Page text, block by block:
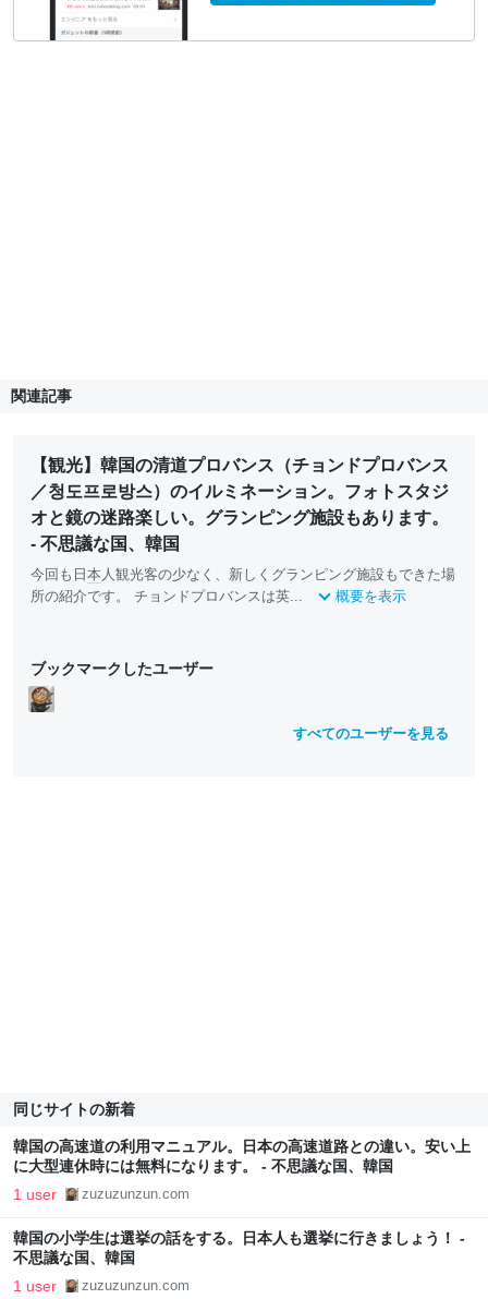
関連記事
【観光】韓国の清道プロバンス（チョンドプロバンス
／청도프로방스）のイルミネーション。フォトスタジ
オと鏡の迷路楽しい。グランピング施設もあります。
- 不思議な国、韓国
今回も日 本 人観光客の少なく、新しくグランピング施設もできた場
所の紹介です。 チョンドプロバンスは英...
概要を表示
ブックマークしたユーザー
すべてのユーザーを見る
同じサイトの新着
韓国の高速道の利用マニュアル。日本の高速道路との違い。安い上
に大型連休時には無料になります。 - 不思議な国、韓国
1 user zuzuzunzun.com
韓国の小学生は選挙の話をする。日本人も選挙に行きましょう！ -
不思議な国、韓国
1 user zuzuzunzun.com